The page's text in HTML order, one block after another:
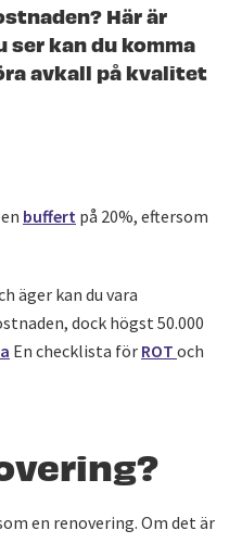
Här är
ser kan du komma
avkall på kvalitet
buffert på 20%, eftersom
äger kan du vara
dock högst 50.000
En checklista för ROT och
en renovering. Om det är